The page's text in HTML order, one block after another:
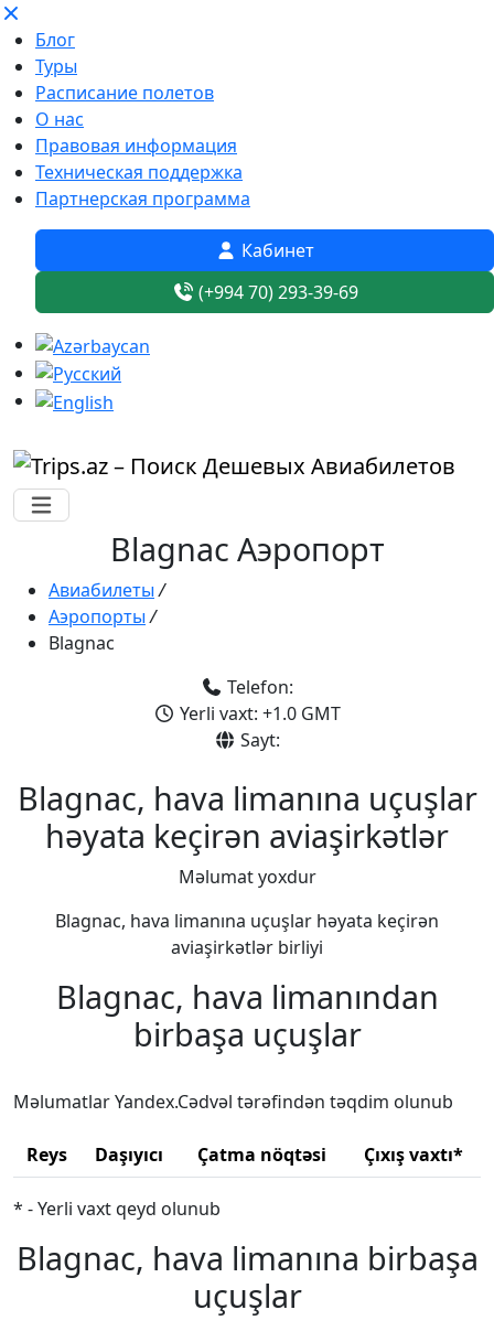
Блог
Туры
Расписание полетов
О нас
Правовая информация
Техническая поддержка
Партнерская программа
Кабинет
(+994 70) 293-39-69
Blagnac Аэропорт
Авиабилеты /
Аэропорты /
Blagnac
Telefon:
Yerli vaxt: +1.0 GMT
Sayt:
Blagnac, hava limanına uçuşlar
həyata keçirən aviaşirkətlər
Məlumat yoxdur
Blagnac, hava limanına uçuşlar həyata keçirən
aviaşirkətlər birliyi
Blagnac, hava limanından
birbaşa uçuşlar
Məlumatlar Yandex.Cədvəl tərəfindən təqdim olunub
Reys Daşıyıcı Çatma nöqtəsi Çıxış vaxtı*
* - Yerli vaxt qeyd olunub
Blagnac, hava limanına birbaşa
uçuşlar